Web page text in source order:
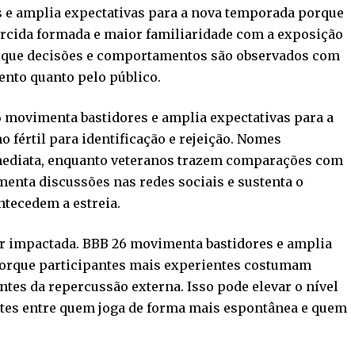
amplia expectativas para a nova temporada porque
formada e maior familiaridade com a exposição
decisões e comportamentos são observados com
quanto pelo público.
movimenta bastidores e amplia expectativas para a
fértil para identificação e rejeição. Nomes
enquanto veteranos trazem comparações com
discussões nas redes sociais e sustenta o
a estreia.
impactada. BBB 26 movimenta bastidores e amplia
participantes mais experientes costumam
da repercussão externa. Isso pode elevar o nível
entre quem joga de forma mais espontânea e quem